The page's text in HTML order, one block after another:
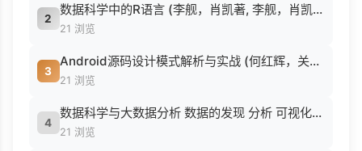
2
数据科学中的R语言 (李舰，肖凯著, 李舰，肖凯著；吴喜之审校, Pdg2Pic).pdf
21 浏览
3
Android源码设计模式解析与实战 (何红辉，关爱民著, 何红辉, 关爱民著, 何红辉, 关爱民).pdf
21 浏览
4
数据科学与大数据分析 数据的发现 分析 可视化与表示 ( etc.).epub
21 浏览